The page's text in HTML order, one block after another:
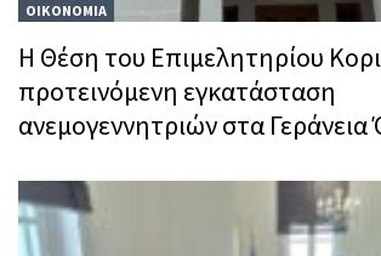
ΟΙΚΟΝΟΜΙΑ
Η Θέση του Επιμελητηρίου
προτεινόμενη εγκατάσταση
ανεμογεννητριών στα Γεράνεια